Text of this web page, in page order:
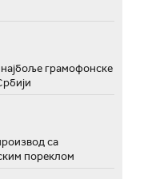
грамофонске
са
пореклом